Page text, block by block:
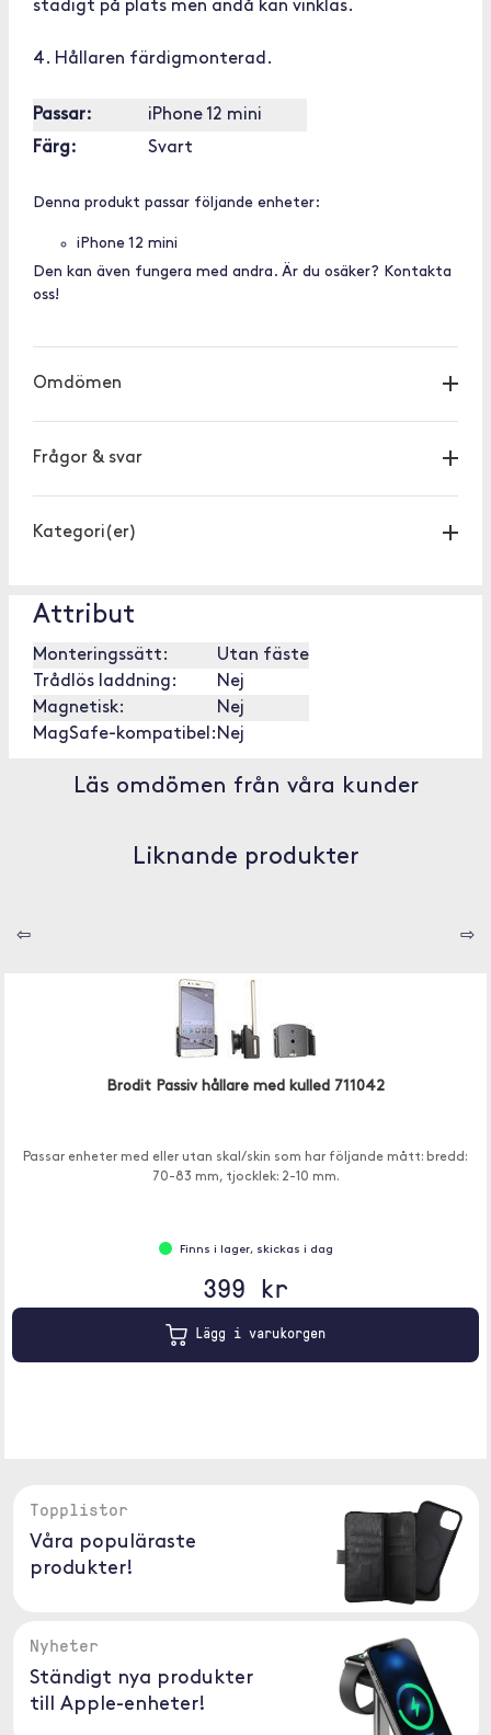
stadigt på plats men ändå kan vinklas.
4. Hållaren färdigmonterad.
Passar:
iPhone 12 mini
Färg:
Svart
Denna produkt passar följande enheter:
iPhone 12 mini
Den kan även fungera med andra. Är du osäker? Kontakta
oss!
Omdömen
Frågor & svar
Kategori(er)
Attribut
Monteringssätt:
Utan fäste
Trådlös laddning:
Nej
Magnetisk:
Nej
MagSafe-kompatibel: Nej
Läs omdömen från våra kunder
Liknande produkter
⇦ ⇨
Brodit Passiv hållare med kulled 711042
Passar enheter med eller utan skal/skin som har följande mått: bredd:
70-83 mm, tjocklek: 2-10 mm.
Finns i lager, skickas i dag
399 kr
Lägg i varukorgen
Topplistor
Våra populäraste
produkter!
Nyheter
Ständigt nya produkter
till Apple-enheter!